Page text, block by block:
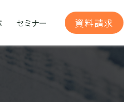
セミナー 資料請求